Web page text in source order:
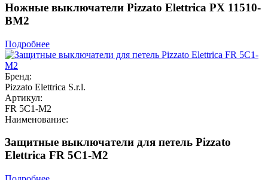
Ножные выключатели Pizzato Elettrica PX 11510-
BM2
Подробнее
Бренд:
Pizzato Elettrica S.r.l.
Артикул:
FR 5C1-M2
Наименование:
Защитные выключатели для петель Pizzato
Elettrica FR 5C1-M2